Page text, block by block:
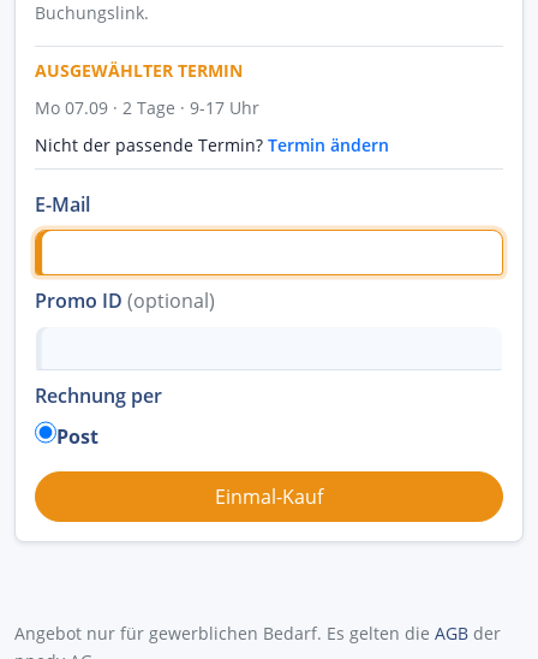
Buchungslink.
AUSGEWÄHLTER TERMIN
Mo 07.09 · 2 Tage · 9-17 Uhr
Nicht der passende Termin? Termin ändern
E-Mail
Promo ID (optional)
Rechnung per
Post
Angebot nur für gewerblichen Bedarf. Es gelten die AGB der